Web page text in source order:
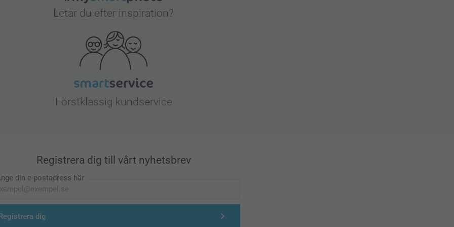
Letar du efter inspiration?
Förstklassig kundservice
Registrera dig till vårt nyhetsbrev
din e-postadress här
dig